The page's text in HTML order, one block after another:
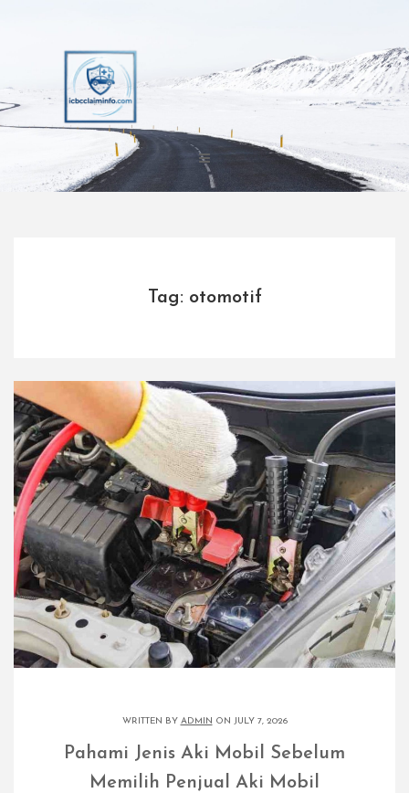
Tag: otomotif
WRITTEN BY ADMIN ON JULY 7, 2026
Pahami Jenis Aki Mobil Sebelum
Memilih Penjual Aki Mobil